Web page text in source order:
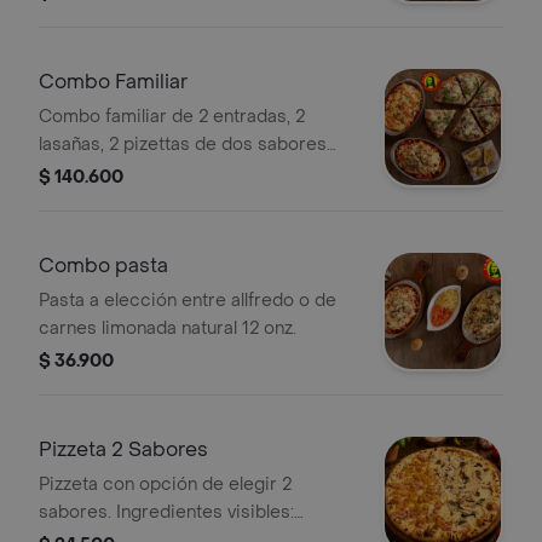
Combo Familiar
Combo familiar de 2 entradas, 2
lasañas, 2 pizettas de dos sabores
cada una y gaseosa de 1,5 L a
$ 140.600
Combo pasta
Pasta a elección entre allfredo o de
carnes limonada natural 12 onz.
$ 36.900
Pizzeta 2 Sabores
Pizzeta con opción de elegir 2
sabores. Ingredientes visibles: